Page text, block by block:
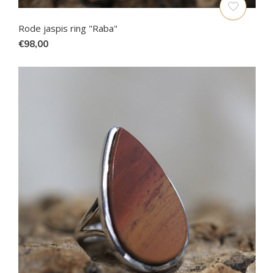
Rode jaspis ring "Raba"
€98,00